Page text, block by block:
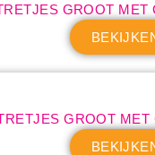
GROOT MET
GROOT